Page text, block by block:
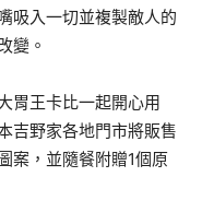
吸入一切並複製敵人的
變。
胃王卡比一起開心用
吉野家各地門市將販售
案，並隨餐附贈1個原